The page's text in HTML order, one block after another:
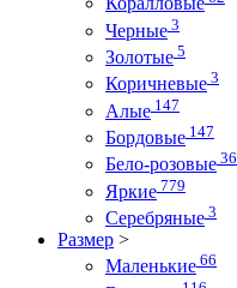
Черные 3
Золотые 5
Коричневые 3
Алые 147
Бордовые 147
Бело-розовые 36
Яркие 779
Серебряные 3
Размер >
Маленькие 66